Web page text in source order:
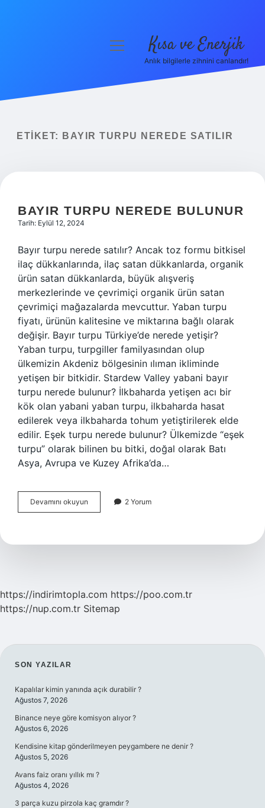
Yasal Uyarı
menüyü
Kısa ve Enerjik
Anlık bilgilerle zihnini canlandır!
ETIKET: BAYIR TURPU NEREDE SATILIR
BAYIR TURPU NEREDE BULUNUR
Tarih: Eylül 12, 2024
Bayır turpu nerede satılır? Ancak toz formu bitkisel
ilaç dükkanlarında, ilaç satan dükkanlarda, organik
ürün satan dükkanlarda, büyük alışveriş
merkezlerinde ve çevrimiçi organik ürün satan
çevrimiçi mağazalarda mevcuttur. Yaban turpu
fiyatı, ürünün kalitesine ve miktarına bağlı olarak
değişir. Bayır turpu Türkiye’de nerede yetişir?
Yaban turpu, turpgiller familyasından olup
ülkemizin Akdeniz bölgesinin ılıman ikliminde
yetişen bir bitkidir. Stardew Valley yabani bayır
turpu nerede bulunur? İlkbaharda yetişen acı bir
kök olan yabani yaban turpu, ilkbaharda hasat
edilerek veya ilkbaharda tohum yetiştirilerek elde
edilir. Eşek turpu nerede bulunur? Ülkemizde “eşek
turpu” olarak bilinen bu bitki, doğal olarak Batı
Asya, Avrupa ve Kuzey Afrika’da…
Devamını okuyun
Turpu
2 Yorum
https://indirimtopla.com https://poo.com.tr
https://nup.com.tr Sitemap
SIDEBAR
SON YAZILAR
Kapalılar kimin yanında açık durabilir ?
Ağustos 7, 2026
Binance neye göre komisyon alıyor ?
Ağustos 6, 2026
Kendisine kitap gönderilmeyen peygambere ne denir ?
Ağustos 5, 2026
Avans faiz oranı yıllık mı ?
Ağustos 4, 2026
3 parça kuzu pirzola kaç gramdır ?